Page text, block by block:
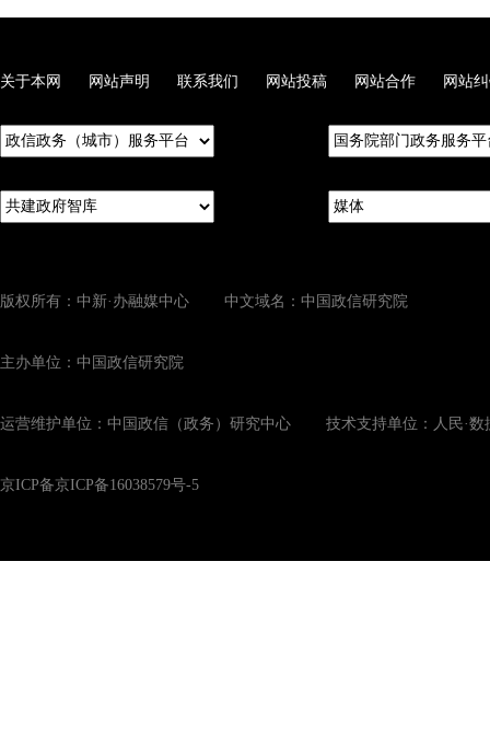
关于本网 网站声明 联系我们 网站投稿 网站合作 网站
版权所有：中新·办融媒中心 中文域名：中国政信研究院
主办单位：中国政信研究院
运营维护单位：中国政信（政务）研究中心 技术支持单位：人民·数
京ICP备京ICP备16038579号-5